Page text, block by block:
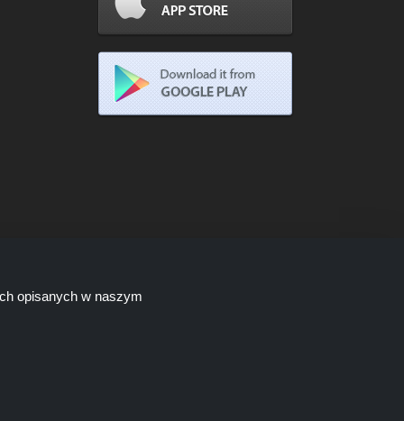
opisanych w naszym